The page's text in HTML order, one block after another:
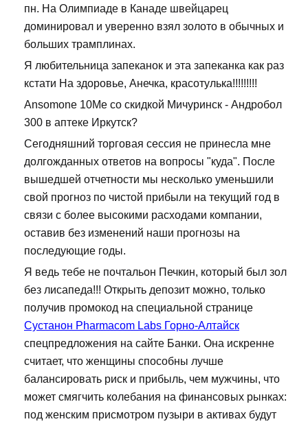
пн. На Олимпиаде в Канаде швейцарец
доминировал и уверенно взял золото в обычных и
больших трамплинах.
Я любительница запеканок и эта запеканка как раз
кстати На здоровье, Анечка, красотулька!!!!!!!!!
Ansomone 10Me со скидкой Мичуринск - Андробол
300 в аптеке Иркутск?
Сегодняшний торговая сессия не принесла мне
долгожданных ответов на вопросы "куда". После
вышедшей отчетности мы несколько уменьшили
свой прогноз по чистой прибыли на текущий год в
связи с более высокими расходами компании,
оставив без изменений наши прогнозы на
последующие годы.
Я ведь тебе не почтальон Печкин, который был зол
без лисапеда!!! Открыть депозит можно, только
получив промокод на специальной странице
Сустанон Pharmacom Labs Горно-Алтайск
спецпредложения на сайте Банки. Она искренне
считает, что женщины способны лучше
балансировать риск и прибыль, чем мужчины, что
может смягчить колебания на финансовых рынках:
под женским присмотром пузыри в активах будут